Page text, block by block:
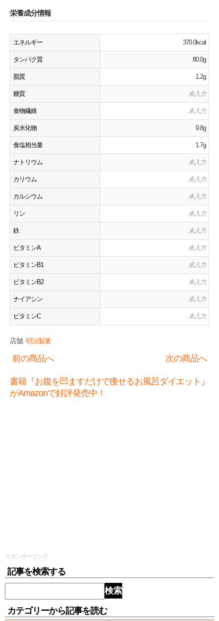
栄養成分情報
エネルギー 370.0kcal
タンパク質 80.0g
脂質 1.2g
糖質 未入力
食物繊維 未入力
炭水化物 9.8g
食塩相当量 1.7g
ナトリウム 未入力
カリウム 未入力
カルシウム 未入力
リン 未入力
鉄 未入力
ビタミンA 未入力
ビタミンB1 未入力
ビタミンB2 未入力
ナイアシン 未入力
ビタミンC 未入力
店舗: 明治製菓
前の商品へ 次の商品へ
書籍『お腹を凹ますだけで痩せるお風呂ダイエット』
がAmazonで好評発売中！
スポンサーリンク
記事を検索する
検索
カテゴリーから記事を読む